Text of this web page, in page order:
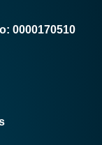
0000170510